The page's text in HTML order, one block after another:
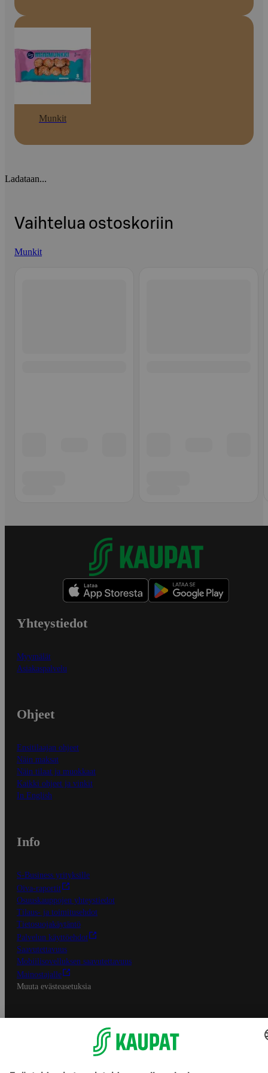
Munkit
Ladataan...
Vaihtelua ostoskoriin
Munkit
Yhteystiedot
Myymälät
Asiakaspalvelu
Ohjeet
Ensitilaajan ohjeet
Näin maksat
Näin tilaat ja muokkaat
Kaikki ohjeet ja vinkit
In English
Info
S-Business yrityksille
Oiva-raportit
Osuuskauppojen yhteystiedot
Tilaus- ja toimitusehdot
Tietosuojakäytäntö
Palvelun käyttöehdot
Saavutettavuus
Mobiilisovelluksen saavutettavuus
Mainostajalle
Muuta evästeasetuksia
S-ryhmän palvelut